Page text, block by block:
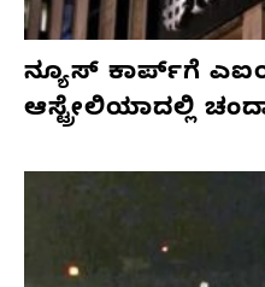
ನ್ಯೂಸ್ ಕಾರ್ಪ್‌ಗೆ
ಆಸ್ಟ್ರೇಲಿಯಾದಲ್ಲಿ